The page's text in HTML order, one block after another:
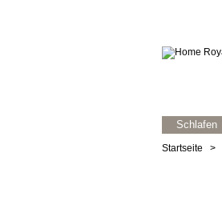
Schlafen
Startseite >